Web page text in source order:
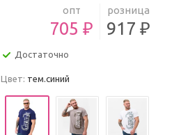
опт
705 ₽
розница
917 ₽
Достаточно
Цвет: тем.синий